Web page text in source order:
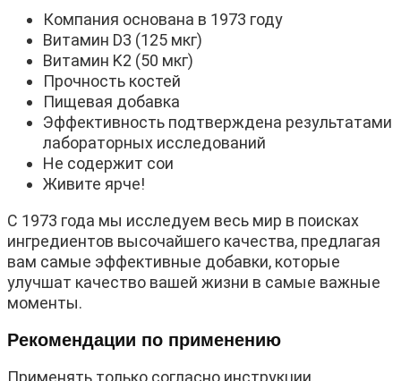
Компания основана в 1973 году
Витамин D3 (125 мкг)
Витамин K2 (50 мкг)
Прочность костей
Пищевая добавка
Эффективность подтверждена результатами
лабораторных исследований
Не содержит сои
Живите ярче!
С 1973 года мы исследуем весь мир в поисках
ингредиентов высочайшего качества, предлагая
вам самые эффективные добавки, которые
улучшат качество вашей жизни в самые важные
моменты.
Рекомендации по применению
Применять только согласно инструкции.